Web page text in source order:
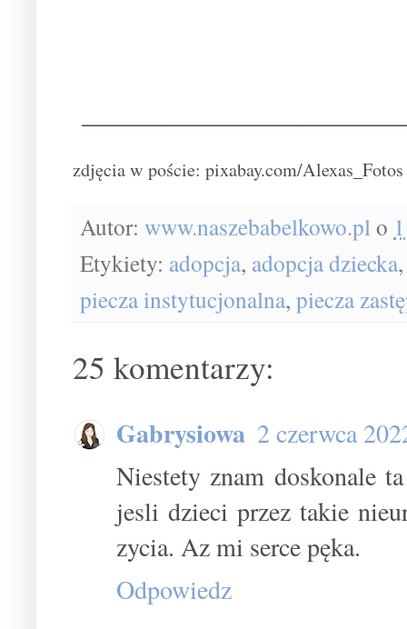
zdjęcia w poście: pixabay.com/Alexas_Fotos
Autor: www.naszebabelkowo.pl o
Etykiety: adopcja, adopcja dziecka
piecza instytucjonalna, piecza
25 komentarzy:
Gabrysiowa 2 czerwca
Niestety znam doskonale
jesli dzieci przez takie
zycia. Az mi serce pęka.
Odpowiedz